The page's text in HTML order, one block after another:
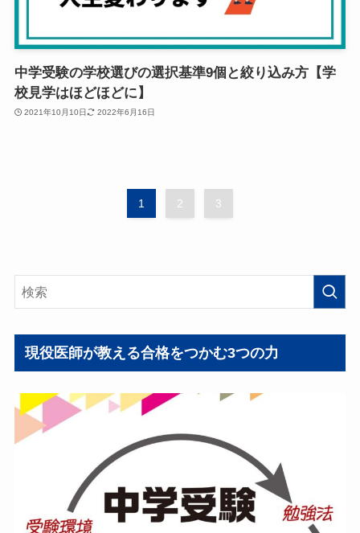
中学受験の学校選びの選択基準9個と絞り込み方【学
校見学はほどほどに】
2021年10月10日 2022年6月16日
1 2 3
現役医師が教える合格をつかむ3つの力